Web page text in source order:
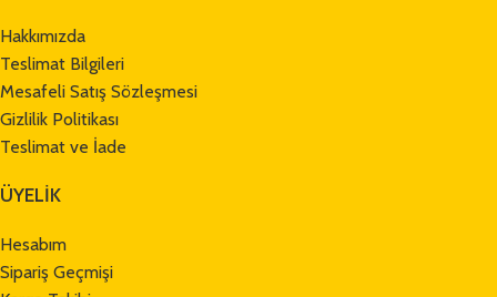
Hakkımızda
Teslimat Bilgileri
Mesafeli Satış Sözleşmesi
Gizlilik Politikası
Teslimat ve İade
ÜYELİK
Hesabım
Sipariş Geçmişi